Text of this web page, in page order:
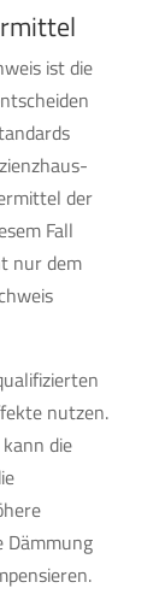
ist die
der
Fall
nur dem
nutzen.
kann die
Dämmung